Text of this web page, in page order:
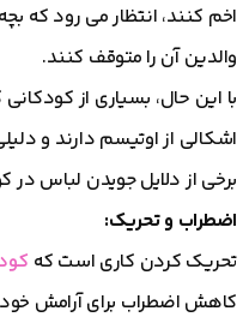
اخم کنند، انتظار می رود که
والدین آن را متوقف کنند.
با این حال، بسیاری از
اشکالی از اوتیسم دارند و
برخی از دلایل جویدن لباس در
اضطراب و تحریک:
تحریک کردن کاری است که
کاهش اضطراب برای آرامش